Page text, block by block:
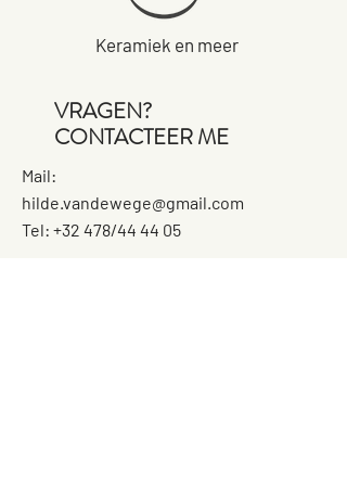
Keramiek en meer
VRAGEN?
CONTACTEER ME
Mail:
hilde.vandewege@gmail.com
Tel: +32 478/44 44 05